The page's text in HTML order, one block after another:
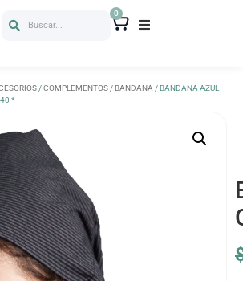
Buscar...
0
/COMPLEMENTOS /BANDANA / BANDANA AZUL
*